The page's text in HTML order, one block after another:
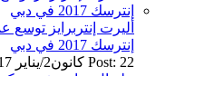
أليرت إنتربرايز
إنترسك 2017 في دبي
Post: 22 كانون2/يناير 2017
جلوبال ساين تفتتح